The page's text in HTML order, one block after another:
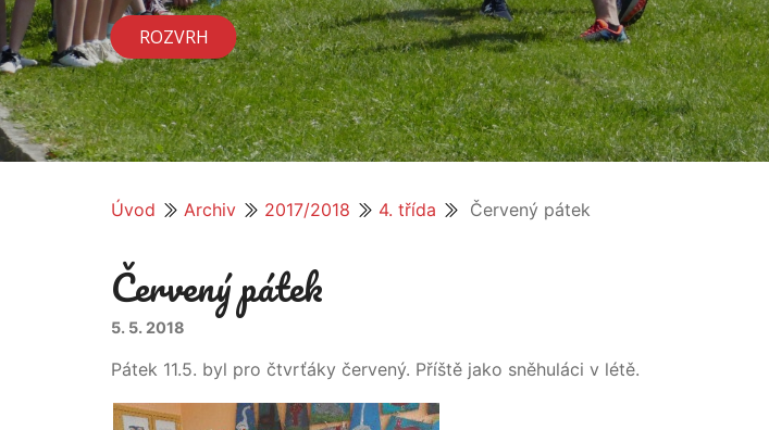
ROZVRH
Úvod Archiv 2017/2018 4. třída Červený pátek
Červený pátek
5. 5. 2018
Pátek 11.5. byl pro čtvrťáky červený. Příště jako sněhuláci v létě.